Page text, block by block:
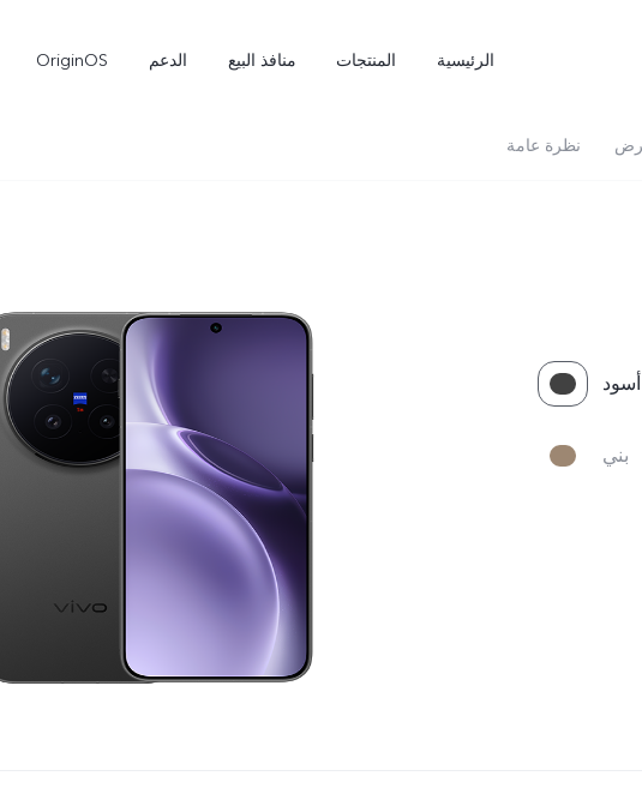
الرئيسية المنتجات منافذ البيع الدعم OriginOS
X300FE جديد X300 Pro
نظرة عامة
أسود
بني